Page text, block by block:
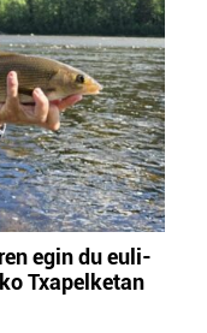
egin du euli-
Txapelketan